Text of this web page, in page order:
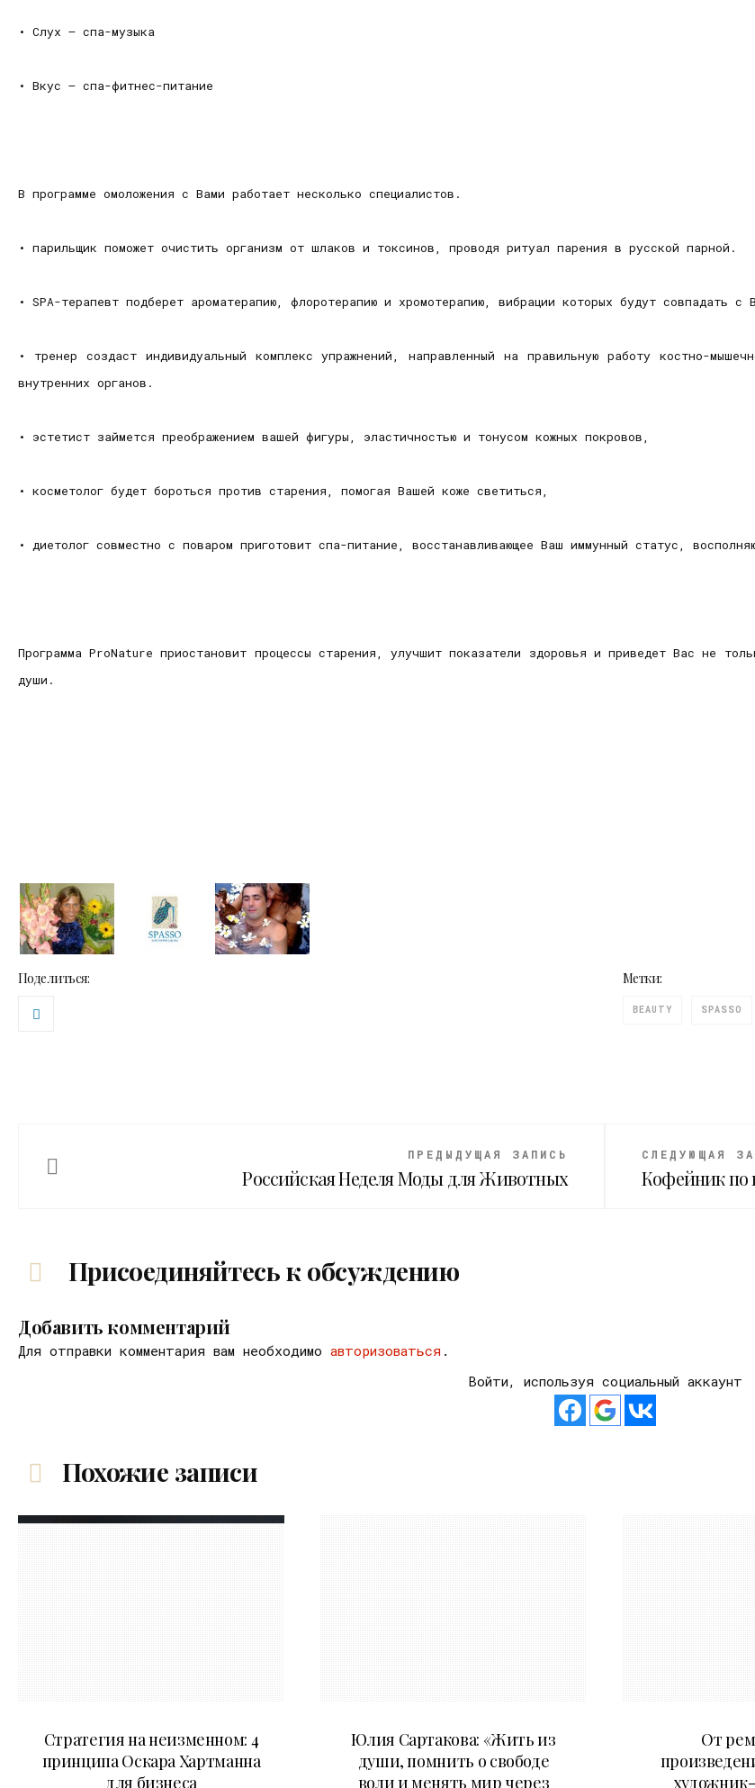
• Слух – спа-музыка
• Вкус – спа-фитнес-питание
В программе омоложения с Вами работает несколько специалистов.
• парильщик поможет очистить организм от шлаков и токсинов, проводя ритуал парения в русской парной.
• SPA-терапевт подберет ароматерапию, флоротерапию и хромотерапию, вибрации которых будут совпадать с
•
тренер создаст индивидуальный комплекс упражнений, направленный на правильную работу костно-
внутренних органов.
• эстетист займется преображением вашей фигуры, эластичностью и тонусом кожных покровов,
• косметолог будет бороться против старения, помогая Вашей коже светиться,
• диетолог совместно с поваром приготовит спа-питание, восстанавливающее Ваш иммунный статус,
Программа ProNature приостановит процессы старения, улучшит показатели здоровья и приведет Вас не
души.
Поделиться: Метки:
BEAUTY SPASSO
ПРЕДЫДУЩАЯ ЗАПИСЬ
Российская Неделя Моды для Животных
СЛЕДУЮЩАЯ
Кофейник по
Присоединяйтесь к обсуждению
Добавить комментарий
Для отправки комментария вам необходимо авторизоваться .
Войти, используя социальный аккаунт
Похожие записи
Стратегия на неизменном: 4
принципа Оскара Хартманна
для бизнеса
Юлия Сартакова: «Жить из
души, помнить о свободе
воли и менять мир через
От